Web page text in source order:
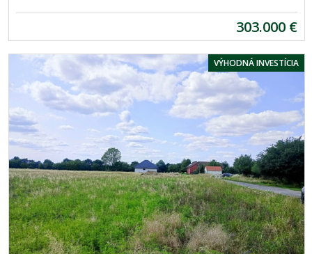
303.000 €
VÝHODNÁ INVESTÍCIA